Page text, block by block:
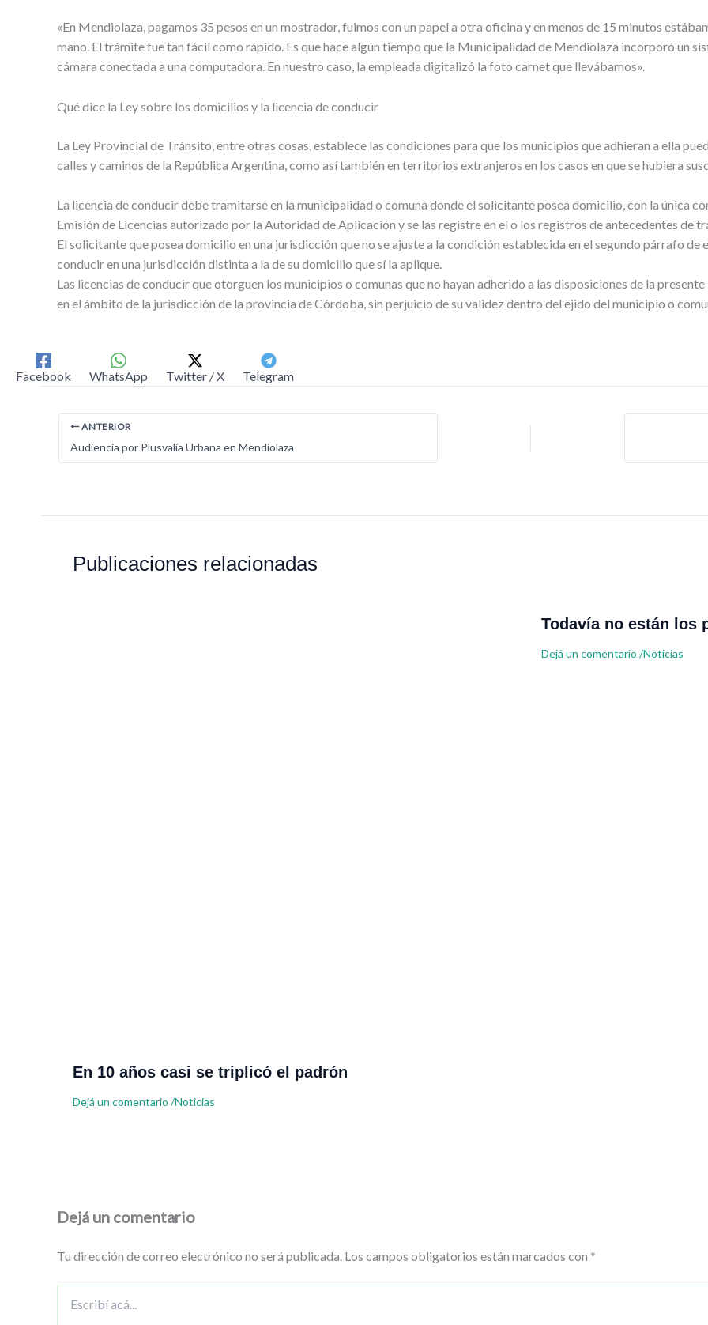
«En Mendiolaza, pagamos 35 pesos en un mostrador, fuimos con un papel a otra oficina y en menos de 15 minutos
mano. El trámite fue tan fácil como rápido. Es que hace algún tiempo que la Municipalidad de Mendiolaza incorporó un
cámara conectada a una computadora. En nuestro caso, la empleada digitalizó la foto carnet que llevábamos».
Qué dice la Ley sobre los domicilios y la licencia de conducir
La Ley Provincial de Tránsito, entre otras cosas, establece las condiciones para que los municipios que adhieran a ella
calles y caminos de la República Argentina, como así también en territorios extranjeros en los casos en que se hubiera
La licencia de conducir debe tramitarse en la municipalidad o comuna donde el solicitante posea domicilio, con la única
Emisión de Licencias autorizado por la Autoridad de Aplicación y se las registre en el o los registros de antecedentes de
El solicitante que posea domicilio en una jurisdicción que no se ajuste a la condición establecida en el segundo párrafo
conducir en una jurisdicción distinta a la de su domicilio que sí la aplique.
Las licencias de conducir que otorguen los municipios o comunas que no hayan adherido a las disposiciones de la
en el ámbito de la jurisdicción de la provincia de Córdoba, sin perjuicio de su validez dentro del ejido del municipio o
Facebook WhatsApp Twitter / X Telegram
ANTERIOR
Audiencia por Plusvalía Urbana en Mendiolaza
Publicaciones relacionadas
En 10 años casi se triplicó el padrón
Dejá un comentario /Noticias
Todavía no están los
Dejá un comentario /Noticias
Dejá un comentario
Tu dirección de correo electrónico no será publicada. Los campos obligatorios están marcados con *
acá...